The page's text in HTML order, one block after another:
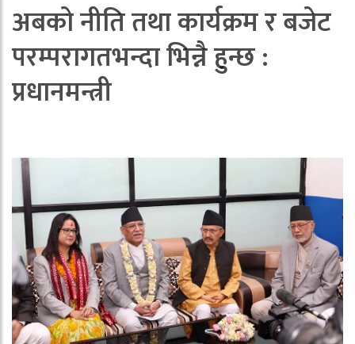
अबको नीति तथा कार्यक्रम र बजेट
परम्परागतभन्दा भिन्नै हुन्छ :
प्रधानमन्त्री